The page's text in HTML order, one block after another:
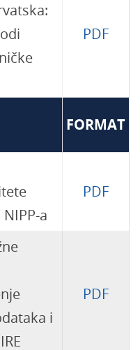
PDF
FORMAT
a
PDF
i
PDF